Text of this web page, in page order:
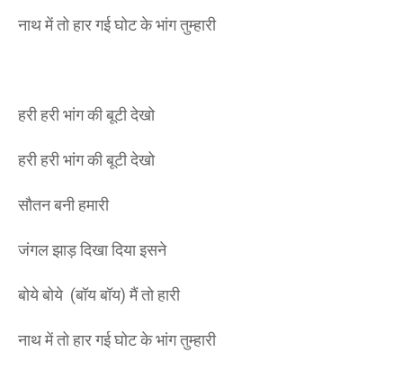
नाथ में तो हार गई घोट के भांग तुम्हारी
हरी हरी भांग की बूटी देखो
हरी हरी भांग की बूटी देखो
सौतन बनी हमारी
जंगल झाड़ दिखा दिया इसने
बोये बोये (बॉय बॉय) मैं तो हारी
नाथ में तो हार गई घोट के भांग तुम्हारी